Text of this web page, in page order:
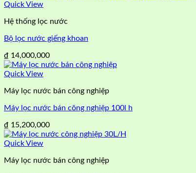
Quick View
Hệ thống lọc nước
Bộ lọc nước giếng khoan
₫ 14,000,000
Quick View
Máy lọc nước bán công nghiệp
Máy lọc nước bán công nghiệp 100l h
₫ 15,200,000
Quick View
Máy lọc nước bán công nghiệp